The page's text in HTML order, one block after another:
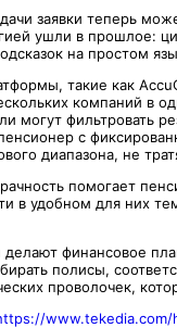
заявки теперь
ушли в прошлое:
на простом
такие как
компаний в
могут фильтровать
с
диапазона, не
помогает
в удобном для них
делают финансовое
полисы,
проволочек,